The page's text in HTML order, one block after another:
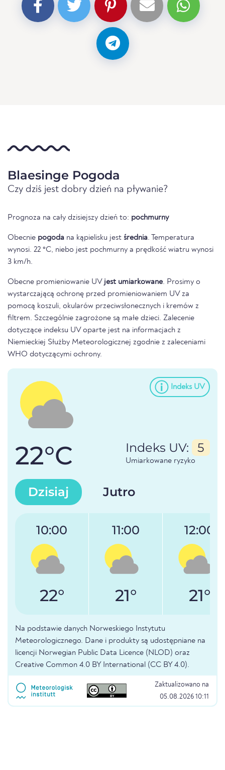
Blaesinge Pogoda
Czy dziś jest dobry dzień na pływanie?
Prognoza na cały dzisiejszy dzień to: pochmurny
Obecnie pogoda na kąpielisku jest średnia. Temperatura
wynosi. 22 °C, niebo jest pochmurny a prędkość wiatru wynosi
3 km/h.
Obecne promieniowanie UV jest umiarkowane. Prosimy o
wystarczającą ochronę przed promieniowaniem UV za
pomocą koszuli, okularów przeciwsłonecznych i kremów z
filtrem. Szczególnie zagrożone są małe dzieci. Zalecenie
dotyczące indeksu UV oparte jest na informacjach z
Niemieckiej Służby Meteorologicznej zgodnie z zaleceniami
WHO dotyczącymi ochrony.
Indeks UV
22°C Indeks UV: 5
Umiarkowane ryzyko
Dzisiaj Jutro
10:00
22°
11:00
21°
12:00
21°
Na podstawie danych Norweskiego Instytutu
Meteorologicznego. Dane i produkty są udostępniane na
licencji Norwegian Public Data Licence (NLOD) oraz
Creative Common 4.0 BY International (CC BY 4.0).
Zaktualizowano na
05.08.2026 10:11